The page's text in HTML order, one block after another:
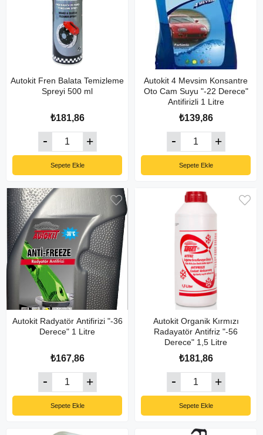
Autokit Fren Balata Temizleme
Spreyi 500 ml
₺181,86
Sepete Ekle
Autokit 4 Mevsim Konsantre
Oto Cam Suyu "-22 Derece"
Antifirizli 1 Litre
₺139,86
Sepete Ekle
Autokit Radyatör Antifirizi "-36
Derece" 1 Litre
₺167,86
Sepete Ekle
Autokit Organik Kırmızı
Radayatör Antifriz "-56
Derece" 1,5 Litre
₺181,86
Sepete Ekle